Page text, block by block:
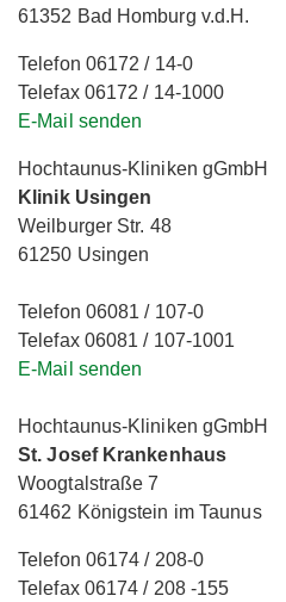
61352 Bad Homburg v.d.H.
Telefon 06172 / 14-0
Telefax 06172 / 14-1000
E-Mail senden
Hochtaunus-Kliniken gGmbH
Klinik Usingen
Weilburger Str. 48
61250 Usingen
Telefon 06081 / 107-0
Telefax 06081 / 107-1001
E-Mail senden
Hochtaunus-Kliniken gGmbH
St. Josef Krankenhaus
Woogtalstraße 7
61462 Königstein im Taunus
Telefon 06174 / 208-0
Telefax 06174 / 208 -155